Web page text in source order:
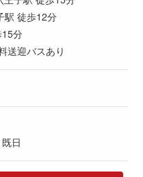
駅 徒歩12分
15分
送迎バスあり
既日